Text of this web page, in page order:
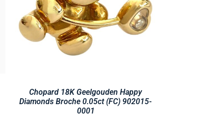
Chopard 18K Geelgouden Happy
Diamonds Broche 0.05ct (FC) 902015-
0001